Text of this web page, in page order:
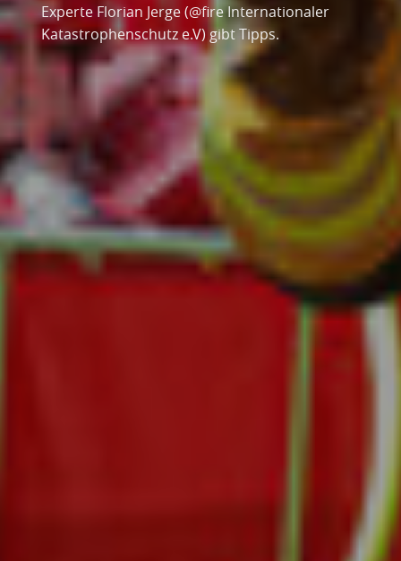
Experte Florian Jerge (@fire Internationaler
Katastrophenschutz e.V) gibt Tipps.